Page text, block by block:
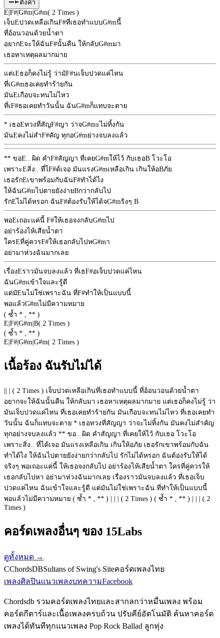
ตั้งค่า
E F# G#m G#m( 2 Times )
เจ็บEปวดเหลือเกินF#ที่เธอทำแบบG#mนี้
ที่อ้อนวอนด้วยน้ำตา
อยากEจะให้ฉันF#นั้นคืน ให้กลับG#mมา
เธอหาเหตุผลมากมาย
แต่เEธอก็คงไม่รู้ ว่ามัF#นเจ็บปวดแค่ไหน
ที่เG#mธอเคยทำร้ายกัน
มันEเกือบจะทนไม่ไหว
ที่เF#ธอเคยทำวันนั้น ฉันG#mก็แทบจะตาย
* เธอEทวงที่สัญF#ญา ว่าจG#mะไม่ทิ้งกัน
มันEคงไม่สำF#คัญ ทุกอG#mย่างจบลงแล้ว
** ขอE.. ผิด คำF#สัญญา ที่เคยG#mให้ไว้ กับเธอB โวะโอ
เพราะEสิ่ง.. ที่ไF#ด้เจอ มันแรงG#mเหลือเกิน เกินให้อBภัย
เธอรักEเขาพร้อมกับฉันF#ทำได้ไง
ให้ฉันG#mไปตายยังง่ายBกว่ากลับไป
รักEไม่ได้หรอก ฉันF#ต้องรับให้ได้จG#mริงๆ B
พอEเถอะแค่นี้ F#ให้เธอจงกลับG#mไป
อย่าร้องไห้เสียน้ำตา
ใครEที่คู่ควรF#ให้เธอกลับไปหG#mา
อย่ามาห่วงฉันมากเลย
เรื่องEราวมันจบลงแล้ว ที่เธF#อเจ็บปวดแค่ไหน
ฉันG#mเข้าใจและรู้ดี
แต่มัEนไม่ใช่เพราะฉัน ที่F#ทำให้เป็นแบบนี้
พอแล้วG#mไม่มีความหมาย
( ซ้ำ * , ** )
E F# G#m B( 2 Times )
( ซ้ำ * , ** )
E F# G#m G#m( 2 Times )
เนื้อร้อง ฉันรับไม่ได้
|| | ( 2 Times ) เจ็บปวดเหลือเกินที่เธอทำแบบนี้ ที่อ้อนวอนด้วยน้ำตา
อยากจะให้ฉันนั้นคืน ให้กลับมา เธอหาเหตุผลมากมาย แต่เธอก็คงไม่รู้ ว่า
มันเจ็บปวดแค่ไหน ที่เธอเคยทำร้ายกัน มันเกือบจะทนไม่ไหว ที่เธอเคยทำ
วันนั้น ฉันก็แทบจะตาย * เธอทวงที่สัญญา ว่าจะไม่ทิ้งกัน มันคงไม่สำคัญ
ทุกอย่างจบลงแล้ว ** ขอ.. ผิด คำสัญญา ที่เคยให้ไว้ กับเธอ โวะโอ
เพราะสิ่ง.. ที่ได้เจอ มันแรงเหลือเกิน เกินให้อภัย เธอรักเขาพร้อมกับฉัน
ทำได้ไง ให้ฉันไปตายยังง่ายกว่ากลับไป รักไม่ได้หรอก ฉันต้องรับให้ได้
จริงๆ พอเถอะแค่นี้ ให้เธอจงกลับไป อย่าร้องไห้เสียน้ำตา ใครที่คู่ควรให้
เธอกลับไปหา อย่ามาห่วงฉันมากเลย เรื่องราวมันจบลงแล้ว ที่เธอเจ็บ
ปวดแค่ไหน ฉันเข้าใจและรู้ดี แต่มันไม่ใช่เพราะฉัน ที่ทำให้เป็นแบบนี้
พอแล้วไม่มีความหมาย ( ซ้ำ * , ** ) | | | ( 2 Times ) ( ซ้ำ * , ** ) | | | ( 2
Times )
คอร์ดเพลงอื่นๆ ของ 15Labs
ดูทั้งหมด →
CChordsDBSultans of Swing's Siteคอร์ดเพลงไทย
เพลงศิลปินแนวเพลงบทความFacebook
Chordsdb รวมคอร์ดเพลงไทยและสากลกว่าหมื่นเพลง พร้อม
คอร์ดกีตาร์และเนื้อเพลงครบถ้วน ปรับคีย์อัตโนมัติ ค้นหาคอร์ด
เพลงได้ทันทีทุกแนวเพลง Pop Rock Ballad ลูกทุ่ง